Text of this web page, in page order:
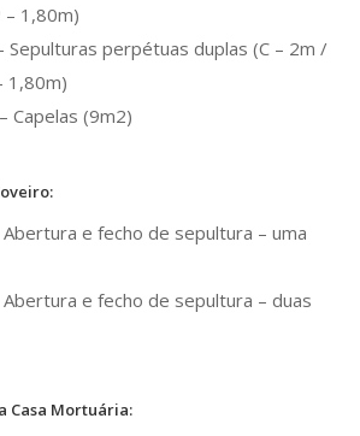
1,80m)
perpétuas duplas (C – 2m /
1,80m)
Capelas (9m2)
e fecho de sepultura – uma
e fecho de sepultura – duas
Casa Mortuária: